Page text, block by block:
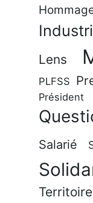
Lens
PLFSS
Salarié